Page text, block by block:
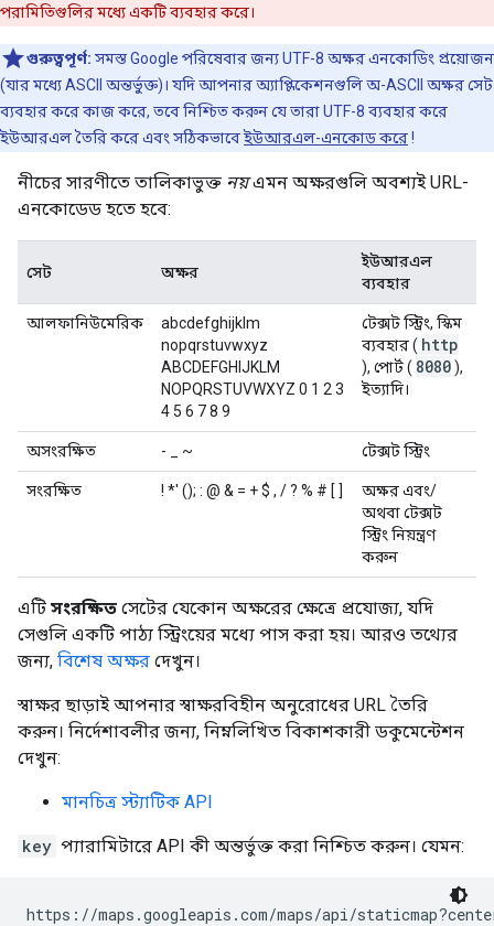
পরামিতিগুলির মধ্যে একটি ব্যবহার করে।
গুরুত্বপূর্ণ: সমস্ত Google পরিষেবার জন্য UTF-8 অক্ষর এনকোডিং প্রয়োজন
(যার মধ্যে ASCII অন্তর্ভুক্ত)। যদি আপনার অ্যাপ্লিকেশনগুলি অ-ASCII অক্ষর সেট
ব্যবহার করে কাজ করে, তবে নিশ্চিত করুন যে তারা UTF-8 ব্যবহার করে
ইউআরএল তৈরি করে এবং সঠিকভাবেইউআরএল-এনকোড করে!
নীচের সারণীতে তালিকাভুক্ত নয়এমন অক্ষরগুলি অবশ্যই URL-
এনকোডেড হতে হবে:
সেট অক্ষর
ইউআরএল
ব্যবহার
আলফানিউমেরিক
abcdefghijklm
nopqrstuvwxyz
ABCDEFGHIJKLM
NOPQRSTUVWXYZ 0 1 2 3
4 5 6 7 8 9
টেক্সট স্ট্রিং, স্কিম
ব্যবহার ( http
), পোর্ট ( 8080),
ইত্যাদি।
অসংরক্ষিত - _ ~ টেক্সট স্ট্রিং
সংরক্ষিত ! *' (); : @ & = + $ , / ? % # [ ]
অক্ষর এবং/
অথবা টেক্সট
স্ট্রিং নিয়ন্ত্রণ
করুন
এটি সংরক্ষিত সেটের যেকোন অক্ষরের ক্ষেত্রে প্রযোজ্য, যদি
সেগুলি একটি পাঠ্য স্ট্রিংয়ের মধ্যে পাস করা হয়। আরও তথ্যের
জন্য, বিশেষ অক্ষর দেখুন।
স্বাক্ষর ছাড়াই আপনার স্বাক্ষরবিহীন অনুরোধের URL তৈরি
করুন। নির্দেশাবলীর জন্য, নিম্নলিখিত বিকাশকারী ডকুমেন্টেশন
দেখুন:
মানচিত্র স্ট্যাটিক API
key প্যারামিটারে API কী অন্তর্ভুক্ত করা নিশ্চিত করুন। যেমন:
https://maps.googleapis.com/maps/api/